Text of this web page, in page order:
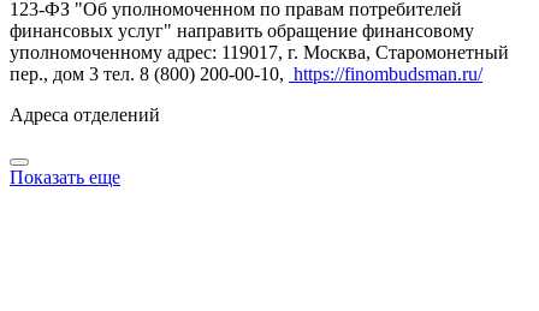
123-ФЗ "Об уполномоченном по правам потребителей
финансовых услуг" направить обращение финансовому
уполномоченному адрес: 119017, г. Москва, Старомонетный
пер., дом 3 тел. 8 (800) 200-00-10, https://finombudsman.ru/
Адреса отделений
Показать еще